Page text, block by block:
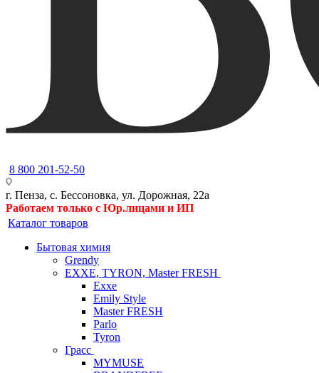
8 800 201-52-50
г. Пенза, с. Бессоновка, ул. Дорожная, 22а
Работаем только с Юр.лицами и ИП
Каталог товаров
Бытовая химия
Grendy
EXXE, TYRON, Master FRESH
Exxe
Emily Style
Master FRESH
Parlo
Tyron
Грасс
MYMUSE